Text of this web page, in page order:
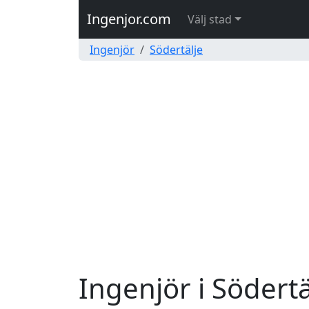
Ingenjor.com
Välj stad
Ingenjör
Södertälje
Ingenjör i